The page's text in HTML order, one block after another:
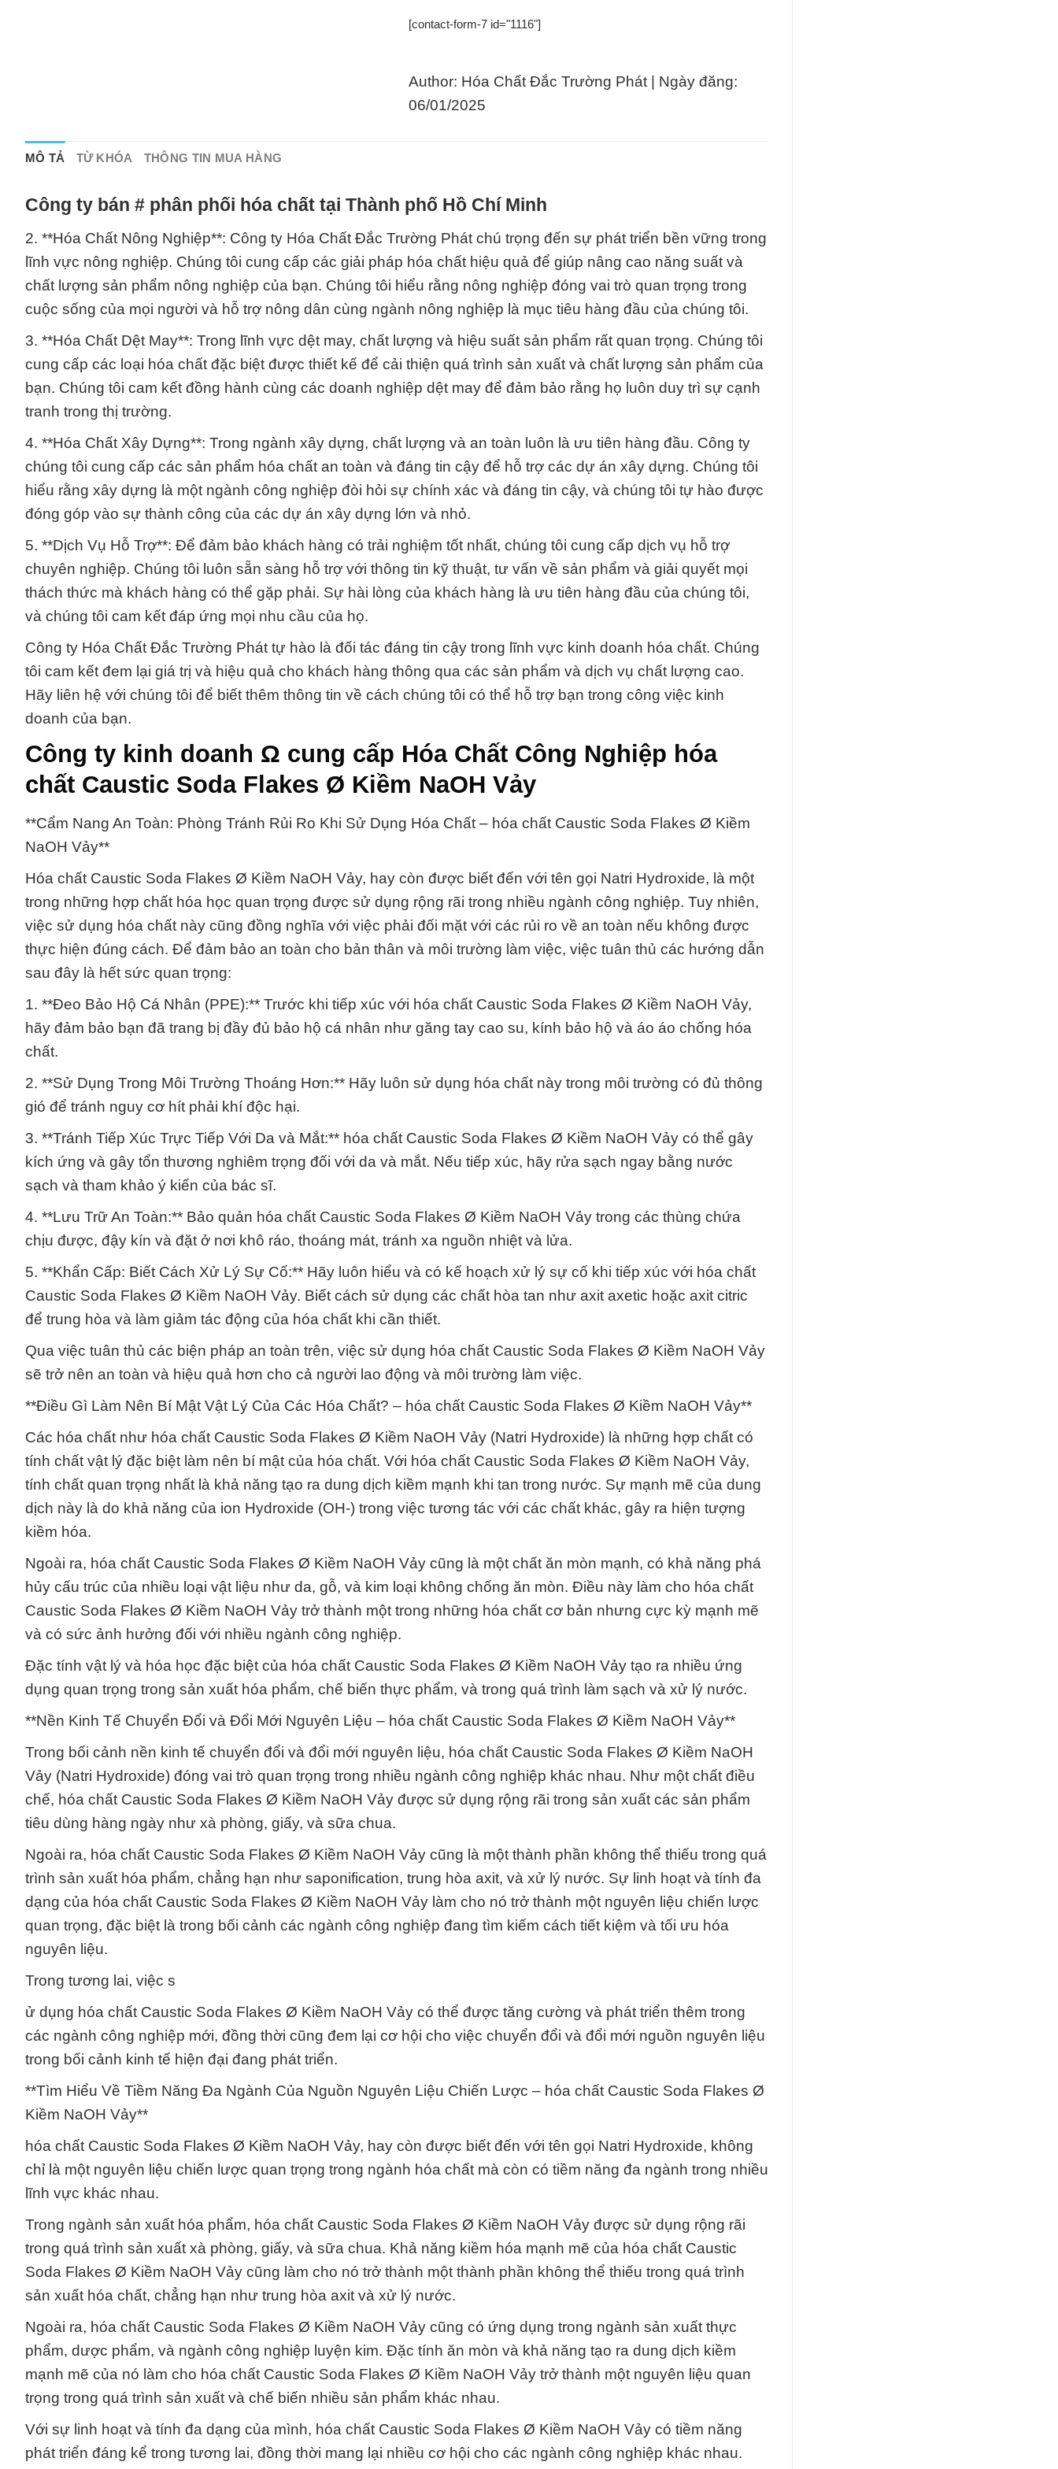
[contact-form-7 id="1116"]
Author: Hóa Chất Đắc Trường Phát | Ngày đăng:
06/01/2025
MÔ TẢ TỪ KHÓA THÔNG TIN MUA HÀNG
Công ty bán # phân phối hóa chất tại Thành phố Hồ Chí Minh
2. **Hóa Chất Nông Nghiệp**: Công ty Hóa Chất Đắc Trường Phát chú trọng đến sự phát triển bền vững trong
lĩnh vực nông nghiệp. Chúng tôi cung cấp các giải pháp hóa chất hiệu quả để giúp nâng cao năng suất và
chất lượng sản phẩm nông nghiệp của bạn. Chúng tôi hiểu rằng nông nghiệp đóng vai trò quan trọng trong
cuộc sống của mọi người và hỗ trợ nông dân cùng ngành nông nghiệp là mục tiêu hàng đầu của chúng tôi.
3. **Hóa Chất Dệt May**: Trong lĩnh vực dệt may, chất lượng và hiệu suất sản phẩm rất quan trọng. Chúng tôi
cung cấp các loại hóa chất đặc biệt được thiết kế để cải thiện quá trình sản xuất và chất lượng sản phẩm của
bạn. Chúng tôi cam kết đồng hành cùng các doanh nghiệp dệt may để đảm bảo rằng họ luôn duy trì sự cạnh
tranh trong thị trường.
4. **Hóa Chất Xây Dựng**: Trong ngành xây dựng, chất lượng và an toàn luôn là ưu tiên hàng đầu. Công ty
chúng tôi cung cấp các sản phẩm hóa chất an toàn và đáng tin cậy để hỗ trợ các dự án xây dựng. Chúng tôi
hiểu rằng xây dựng là một ngành công nghiệp đòi hỏi sự chính xác và đáng tin cậy, và chúng tôi tự hào được
đóng góp vào sự thành công của các dự án xây dựng lớn và nhỏ.
5. **Dịch Vụ Hỗ Trợ**: Để đảm bảo khách hàng có trải nghiệm tốt nhất, chúng tôi cung cấp dịch vụ hỗ trợ
chuyên nghiệp. Chúng tôi luôn sẵn sàng hỗ trợ với thông tin kỹ thuật, tư vấn về sản phẩm và giải quyết mọi
thách thức mà khách hàng có thể gặp phải. Sự hài lòng của khách hàng là ưu tiên hàng đầu của chúng tôi,
và chúng tôi cam kết đáp ứng mọi nhu cầu của họ.
Công ty Hóa Chất Đắc Trường Phát tự hào là đối tác đáng tin cậy trong lĩnh vực kinh doanh hóa chất. Chúng
tôi cam kết đem lại giá trị và hiệu quả cho khách hàng thông qua các sản phẩm và dịch vụ chất lượng cao.
Hãy liên hệ với chúng tôi để biết thêm thông tin về cách chúng tôi có thể hỗ trợ bạn trong công việc kinh
doanh của bạn.
Công ty kinh doanh Ω cung cấp Hóa Chất Công Nghiệp hóa
chất Caustic Soda Flakes Ø Kiềm NaOH Vảy
**Cẩm Nang An Toàn: Phòng Tránh Rủi Ro Khi Sử Dụng Hóa Chất – hóa chất Caustic Soda Flakes Ø Kiềm
NaOH Vảy**
Hóa chất Caustic Soda Flakes Ø Kiềm NaOH Vảy, hay còn được biết đến với tên gọi Natri Hydroxide, là một
trong những hợp chất hóa học quan trọng được sử dụng rộng rãi trong nhiều ngành công nghiệp. Tuy nhiên,
việc sử dụng hóa chất này cũng đồng nghĩa với việc phải đối mặt với các rủi ro về an toàn nếu không được
thực hiện đúng cách. Để đảm bảo an toàn cho bản thân và môi trường làm việc, việc tuân thủ các hướng dẫn
sau đây là hết sức quan trọng:
1. **Đeo Bảo Hộ Cá Nhân (PPE):** Trước khi tiếp xúc với hóa chất Caustic Soda Flakes Ø Kiềm NaOH Vảy,
hãy đảm bảo bạn đã trang bị đầy đủ bảo hộ cá nhân như găng tay cao su, kính bảo hộ và áo áo chống hóa
chất.
2. **Sử Dụng Trong Môi Trường Thoáng Hơn:** Hãy luôn sử dụng hóa chất này trong môi trường có đủ thông
gió để tránh nguy cơ hít phải khí độc hại.
3. **Tránh Tiếp Xúc Trực Tiếp Với Da và Mắt:** hóa chất Caustic Soda Flakes Ø Kiềm NaOH Vảy có thể gây
kích ứng và gây tổn thương nghiêm trọng đối với da và mắt. Nếu tiếp xúc, hãy rửa sạch ngay bằng nước
sạch và tham khảo ý kiến của bác sĩ.
4. **Lưu Trữ An Toàn:** Bảo quản hóa chất Caustic Soda Flakes Ø Kiềm NaOH Vảy trong các thùng chứa
chịu được, đậy kín và đặt ở nơi khô ráo, thoáng mát, tránh xa nguồn nhiệt và lửa.
5. **Khẩn Cấp: Biết Cách Xử Lý Sự Cố:** Hãy luôn hiểu và có kế hoạch xử lý sự cố khi tiếp xúc với hóa chất
Caustic Soda Flakes Ø Kiềm NaOH Vảy. Biết cách sử dụng các chất hòa tan như axit axetic hoặc axit citric
để trung hòa và làm giảm tác động của hóa chất khi cần thiết.
Qua việc tuân thủ các biện pháp an toàn trên, việc sử dụng hóa chất Caustic Soda Flakes Ø Kiềm NaOH Vảy
sẽ trở nên an toàn và hiệu quả hơn cho cả người lao động và môi trường làm việc.
**Điều Gì Làm Nên Bí Mật Vật Lý Của Các Hóa Chất? – hóa chất Caustic Soda Flakes Ø Kiềm NaOH Vảy**
Các hóa chất như hóa chất Caustic Soda Flakes Ø Kiềm NaOH Vảy (Natri Hydroxide) là những hợp chất có
tính chất vật lý đặc biệt làm nên bí mật của hóa chất. Với hóa chất Caustic Soda Flakes Ø Kiềm NaOH Vảy,
tính chất quan trọng nhất là khả năng tạo ra dung dịch kiềm mạnh khi tan trong nước. Sự mạnh mẽ của dung
dịch này là do khả năng của ion Hydroxide (OH-) trong việc tương tác với các chất khác, gây ra hiện tượng
kiềm hóa.
Ngoài ra, hóa chất Caustic Soda Flakes Ø Kiềm NaOH Vảy cũng là một chất ăn mòn mạnh, có khả năng phá
hủy cấu trúc của nhiều loại vật liệu như da, gỗ, và kim loại không chống ăn mòn. Điều này làm cho hóa chất
Caustic Soda Flakes Ø Kiềm NaOH Vảy trở thành một trong những hóa chất cơ bản nhưng cực kỳ mạnh mẽ
và có sức ảnh hưởng đối với nhiều ngành công nghiệp.
Đặc tính vật lý và hóa học đặc biệt của hóa chất Caustic Soda Flakes Ø Kiềm NaOH Vảy tạo ra nhiều ứng
dụng quan trọng trong sản xuất hóa phẩm, chế biến thực phẩm, và trong quá trình làm sạch và xử lý nước.
**Nền Kinh Tế Chuyển Đổi và Đổi Mới Nguyên Liệu – hóa chất Caustic Soda Flakes Ø Kiềm NaOH Vảy**
Trong bối cảnh nền kinh tế chuyển đổi và đổi mới nguyên liệu, hóa chất Caustic Soda Flakes Ø Kiềm NaOH
Vảy (Natri Hydroxide) đóng vai trò quan trọng trong nhiều ngành công nghiệp khác nhau. Như một chất điều
chế, hóa chất Caustic Soda Flakes Ø Kiềm NaOH Vảy được sử dụng rộng rãi trong sản xuất các sản phẩm
tiêu dùng hàng ngày như xà phòng, giấy, và sữa chua.
Ngoài ra, hóa chất Caustic Soda Flakes Ø Kiềm NaOH Vảy cũng là một thành phần không thể thiếu trong quá
trình sản xuất hóa phẩm, chẳng hạn như saponification, trung hòa axit, và xử lý nước. Sự linh hoạt và tính đa
dạng của hóa chất Caustic Soda Flakes Ø Kiềm NaOH Vảy làm cho nó trở thành một nguyên liệu chiến lược
quan trọng, đặc biệt là trong bối cảnh các ngành công nghiệp đang tìm kiếm cách tiết kiệm và tối ưu hóa
nguyên liệu.
Trong tương lai, việc s
ử dụng hóa chất Caustic Soda Flakes Ø Kiềm NaOH Vảy có thể được tăng cường và phát triển thêm trong
các ngành công nghiệp mới, đồng thời cũng đem lại cơ hội cho việc chuyển đổi và đổi mới nguồn nguyên liệu
trong bối cảnh kinh tế hiện đại đang phát triển.
**Tìm Hiểu Về Tiềm Năng Đa Ngành Của Nguồn Nguyên Liệu Chiến Lược – hóa chất Caustic Soda Flakes Ø
Kiềm NaOH Vảy**
hóa chất Caustic Soda Flakes Ø Kiềm NaOH Vảy, hay còn được biết đến với tên gọi Natri Hydroxide, không
chỉ là một nguyên liệu chiến lược quan trọng trong ngành hóa chất mà còn có tiềm năng đa ngành trong nhiều
lĩnh vực khác nhau.
Trong ngành sản xuất hóa phẩm, hóa chất Caustic Soda Flakes Ø Kiềm NaOH Vảy được sử dụng rộng rãi
trong quá trình sản xuất xà phòng, giấy, và sữa chua. Khả năng kiềm hóa mạnh mẽ của hóa chất Caustic
Soda Flakes Ø Kiềm NaOH Vảy cũng làm cho nó trở thành một thành phần không thể thiếu trong quá trình
sản xuất hóa chất, chẳng hạn như trung hòa axit và xử lý nước.
Ngoài ra, hóa chất Caustic Soda Flakes Ø Kiềm NaOH Vảy cũng có ứng dụng trong ngành sản xuất thực
phẩm, dược phẩm, và ngành công nghiệp luyện kim. Đặc tính ăn mòn và khả năng tạo ra dung dịch kiềm
mạnh mẽ của nó làm cho hóa chất Caustic Soda Flakes Ø Kiềm NaOH Vảy trở thành một nguyên liệu quan
trọng trong quá trình sản xuất và chế biến nhiều sản phẩm khác nhau.
Với sự linh hoạt và tính đa dạng của mình, hóa chất Caustic Soda Flakes Ø Kiềm NaOH Vảy có tiềm năng
phát triển đáng kể trong tương lai, đồng thời mang lại nhiều cơ hội cho các ngành công nghiệp khác nhau.